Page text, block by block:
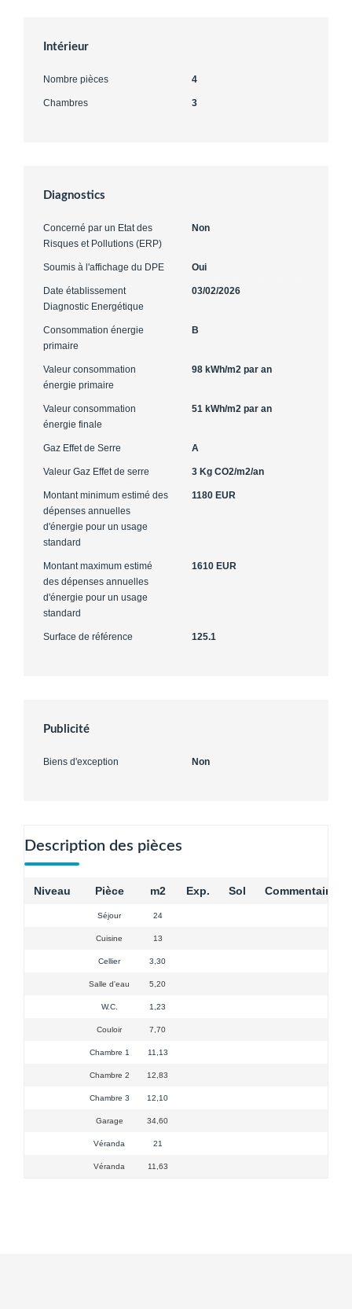
Intérieur
Nombre pièces 4
Chambres 3
Diagnostics
Concerné par un Etat des
Risques et Pollutions (ERP)
Non
Soumis à l'affichage du DPE Oui
Date établissement
Diagnostic Energétique
03/02/2026
Consommation énergie
primaire
B
Valeur consommation
énergie primaire
98 kWh/m2 par an
Valeur consommation
énergie finale
51 kWh/m2 par an
Gaz Effet de Serre A
Valeur Gaz Effet de serre 3 Kg CO2/m2/an
Montant minimum estimé des
dépenses annuelles
d'énergie pour un usage
standard
1180 EUR
Montant maximum estimé
des dépenses annuelles
d'énergie pour un usage
standard
1610 EUR
Surface de référence 125.1
Publicité
Biens d'exception Non
Description des pièces
Niveau Pièce m2 Exp. Sol Commentaires
Séjour 24
Cuisine 13
Cellier 3,30
Salle d'eau 5,20
W.C. 1,23
Couloir 7,70
Chambre 1 11,13
Chambre 2 12,83
Chambre 3 12,10
Garage 34,60
Véranda 21
Véranda 11,63